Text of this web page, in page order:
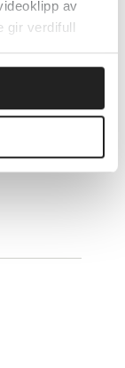
av
gir verdifull